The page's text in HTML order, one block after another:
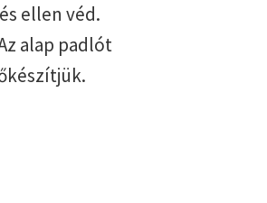
ellen véd.
alap padlót